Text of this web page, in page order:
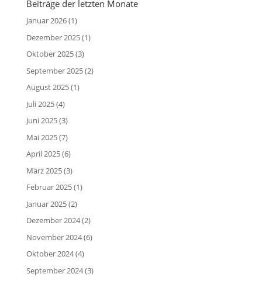
Beiträge der letzten Monate
Januar 2026(1)
Dezember 2025(1)
Oktober 2025(3)
September 2025(2)
August 2025(1)
Juli 2025(4)
Juni 2025(3)
Mai 2025(7)
April 2025(6)
März 2025(3)
Februar 2025(1)
Januar 2025(2)
Dezember 2024(2)
November 2024(6)
Oktober 2024(4)
September 2024(3)